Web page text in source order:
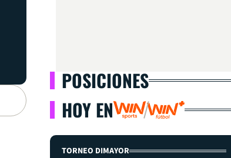
POSICIONES
HOY EN
TORNEO DIMAYOR